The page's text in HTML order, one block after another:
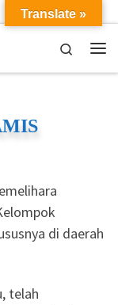
Search
di daerah
telah
Translate »